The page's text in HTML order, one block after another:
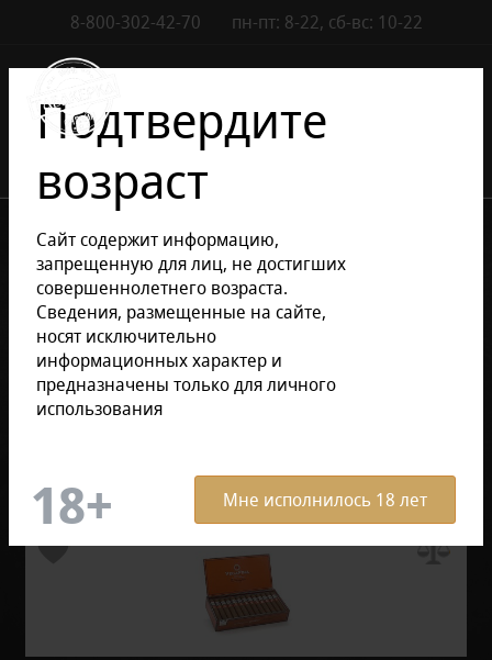
8-800-302-42-70 пн-пт: 8-22, сб-вс: 10-22
Уточнить раздел
Подтвердите
возраст
Сайт содержит информацию,
запрещенную для лиц, не достигших
совершеннолетнего возраста.
Сведения, размещенные на сайте,
носят исключительно
информационных характер и
предназначены только для личного
использования
Мне исполнилось 18 лет
Доминиканские сигары